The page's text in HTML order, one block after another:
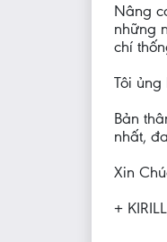
Nâng
những
chí
Tôi
Bản
nhất,
Xin
+